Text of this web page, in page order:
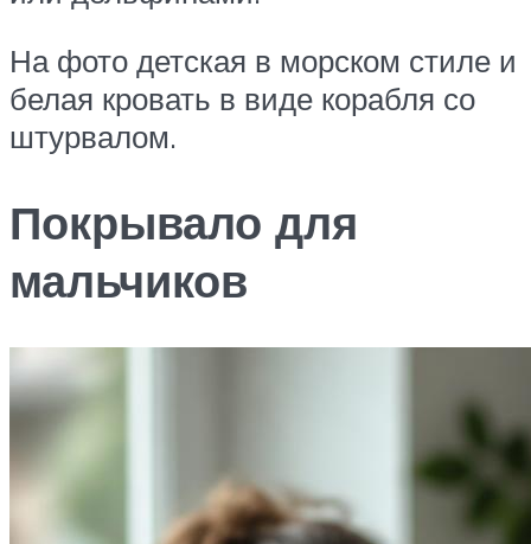
На фото детская в морском стиле и
белая кровать в виде корабля со
штурвалом.
Покрывало для
мальчиков